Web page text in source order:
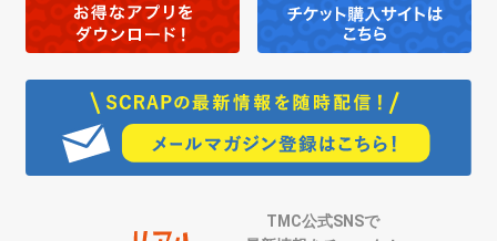
TMC公式SNSで